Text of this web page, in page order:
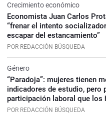
Crecimiento económico
Economista Juan Carlos
“frenar el intento
escapar del estancamiento”
POR REDACCIÓN BÚSQUEDA
Género
“Paradoja”: mujeres tienen
indicadores de estudio, pero
participación laboral que los
POR REDACCIÓN BÚSQUEDA